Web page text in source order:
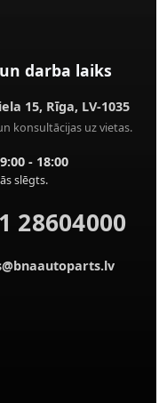
darba laiks
15, Rīga, LV-1035
konsultācijas uz vietas.
- 18:00
slēgts.
28604000